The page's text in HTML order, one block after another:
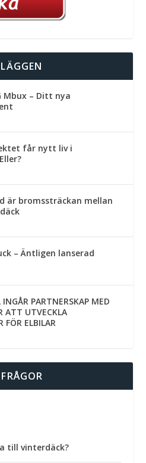
Mbux – Ditt nya
får nytt liv i
är bromssträckan mellan
– Äntligen lanserad
PARTNERSKAP MED
ATT UTVECKLA
FÖR ELBILAR
till vinterdäck?